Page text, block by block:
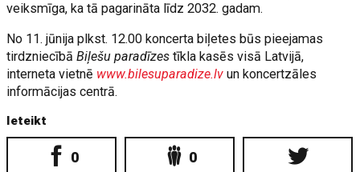
veiksmīga, ka tā pagarināta līdz 2032. gadam.
No 11. jūnija plkst. 12.00 koncerta biļetes būs pieejamas
tirdzniecībāBiļešu paradīzes tīkla kasēs visā Latvijā,
interneta vietnē www.bilesuparadize.lv un koncertzāles
informācijas centrā.
Ieteikt
0 0